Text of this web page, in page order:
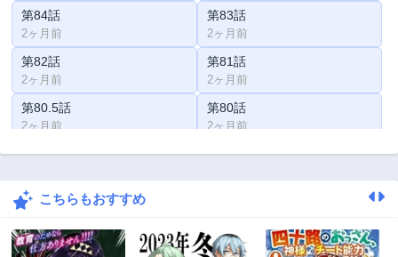
第84話
2ヶ月前
第83話
2ヶ月前
第82話
2ヶ月前
第81話
2ヶ月前
第80.5話
2ヶ月前
第80話
2ヶ月前
第79話 第78話
第77話
第75話 第74話
こちらもおすすめ